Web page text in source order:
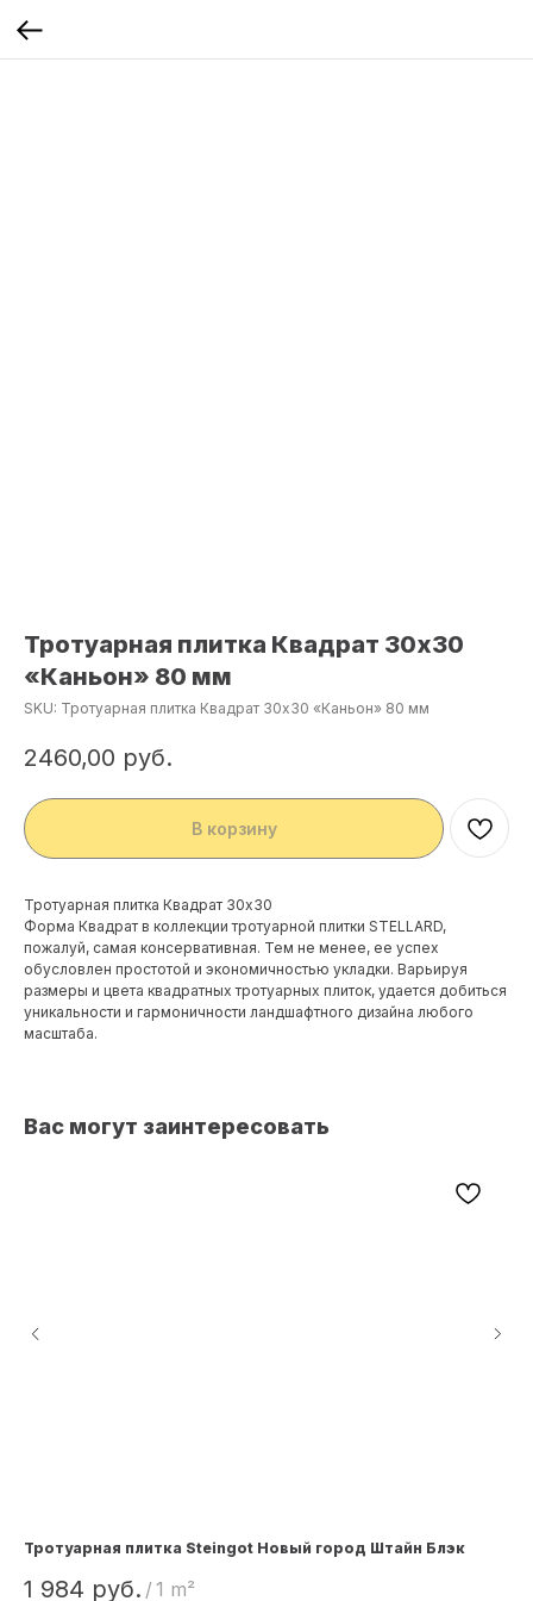
Тротуарная плитка Квадрат 30х30
«Каньон» 80 мм
SKU: Тротуарная плитка Квадрат 30х30 «Каньон» 80 мм
2460,00 руб.
В корзину
Тротуарная плитка Квадрат 30х30
Форма Квадрат в коллекции тротуарной плитки STELLARD,
пожалуй, самая консервативная. Тем не менее, ее успех
обусловлен простотой и экономичностью укладки. Варьируя
размеры и цвета квадратных тротуарных плиток, удается добиться
уникальности и гармоничности ландшафтного дизайна любого
масштаба.
Вас могут заинтересовать
Тротуарная плитка Steingot Новый город Штайн Блэк
1 984 руб. /1 m²